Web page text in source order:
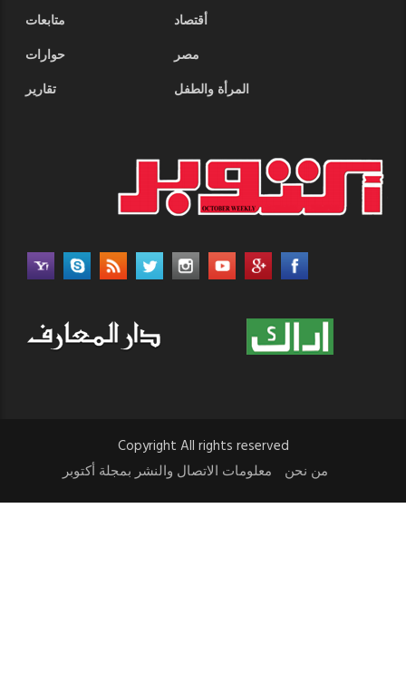
أقتصاد
متابعات
مصر
حوارات
المرأة والطفل
تقارير
Copyright All rights reserved
من نحن
معلومات الاتصال والنشر بمجلة أكتوبر